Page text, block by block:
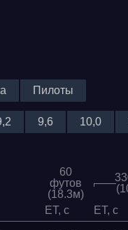
Пилоты
9,6 10,0
60
футов
(18.3м)
ET, c ET, c